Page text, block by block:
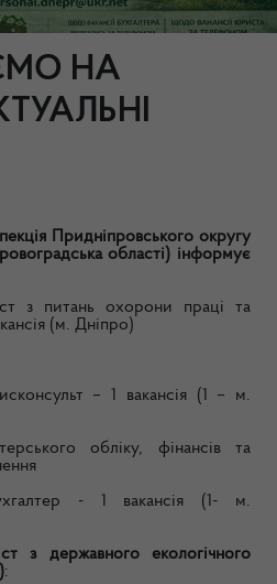
НА
Придніпровського округу
області) інформує
з питань охорони праці та
(м. Дніпро)
– 1 вакансія (1 – м.
обліку, фінансів та
- 1 вакансія (1- м.
з державного екологічного
: